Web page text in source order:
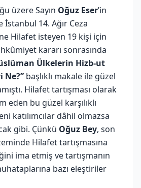
üzere Sayın Oğuz Eser’in
14. Ağır Ceza
Hilafet isteyen 19 kişi için
kararı sonrasında
Ülkelerin Hizb-ut
Ne?” başlıklı makale ile güzel
Hilafet tartışması olarak
eden bu güzel karşılıklı
katılımcılar dâhil olmazsa
gibi. Çünkü Oğuz Bey, son
Hilafet tartışmasına
ima etmiş ve tartışmanın
bazı eleştiriler